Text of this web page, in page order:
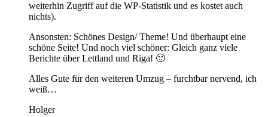
weiterhin Zugriff auf die WP-Statistik und es kostet auch
nichts).
Ansonsten: Schönes Design/ Theme! Und überhaupt eine
schöne Seite! Und noch viel schöner: Gleich ganz viele
Berichte über Lettland und Riga! 🙂
Alles Gute für den weiteren Umzug – furchtbar nervend, ich
weiß…
Holger